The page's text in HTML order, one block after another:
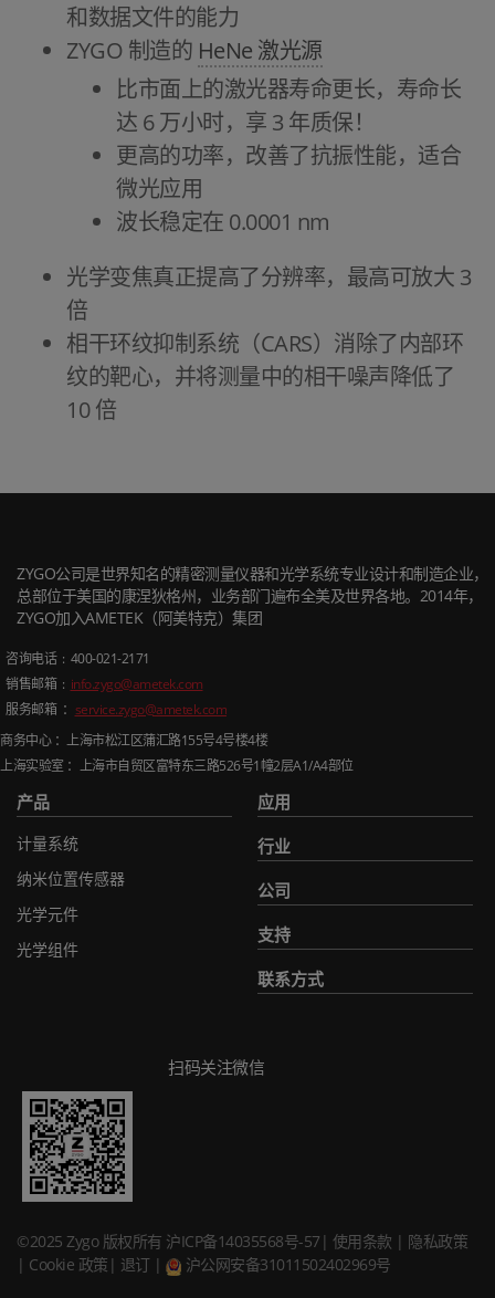
和数据文件的能力
ZYGO 制造的 HeNe 激光源
比市面上的激光器寿命更长，寿命长
达 6 万小时，享 3 年质保！
更高的功率，改善了抗振性能，适合
微光应用
波长稳定在 0.0001 nm
光学变焦真正提高了分辨率，最高可放大 3
倍
相干环纹抑制系统（CARS）消除了内部环
纹的靶心，并将测量中的相干噪声降低了
10 倍
ZYGO公司是世界知名的精密测量仪器和光学系统专业设计和制造企业，
总部位于美国的康涅狄格州，业务部门遍布全美及世界各地。2014年，
ZYGO加入AMETEK（阿美特克）集团
咨询电话: 400-021-2171
销售邮箱 : info.zygo@ametek.com
服务邮箱 ： service.zygo@ametek.com
商务中心 ：上海市松江区蒲汇路155号4号楼4楼
上海实验室 ：上海市自贸区富特东三路526号1幢2层A1/A4部位
产品
计量系统
纳米位置传感器
光学元件
光学组件
应用
行业
公司
支持
联系方式
扫码关注微信
©2025 Zygo 版权所有 沪ICP备14035568号-57 | 使用条款 | 隐私政策
| Cookie 政策 | 退订| 沪公网安备31011502402969号